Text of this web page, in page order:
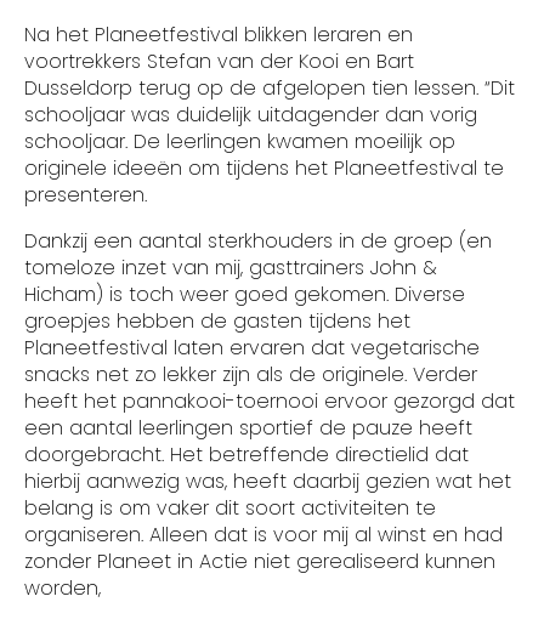
Na het Planeetfestival blikken leraren en
voortrekkers Stefan van der Kooi en Bart
Dusseldorp terug op de afgelopen tien lessen. “Dit
schooljaar was duidelijk uitdagender dan vorig
schooljaar. De leerlingen kwamen moeilijk op
originele ideeën om tijdens het Planeetfestival te
presenteren.
Dankzij een aantal sterkhouders in de groep (en
tomeloze inzet van mij, gasttrainers John &
Hicham) is toch weer goed gekomen. Diverse
groepjes hebben de gasten tijdens het
Planeetfestival laten ervaren dat vegetarische
snacks net zo lekker zijn als de originele. Verder
heeft het pannakooi-toernooi ervoor gezorgd dat
een aantal leerlingen sportief de pauze heeft
doorgebracht. Het betreffende directielid dat
hierbij aanwezig was, heeft daarbij gezien wat het
belang is om vaker dit soort activiteiten te
organiseren. Alleen dat is voor mij al winst en had
zonder Planeet in Actie niet gerealiseerd kunnen
worden,